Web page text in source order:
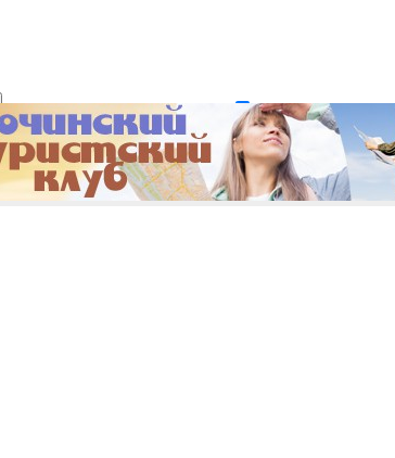
Забыли пароль? Регистрация